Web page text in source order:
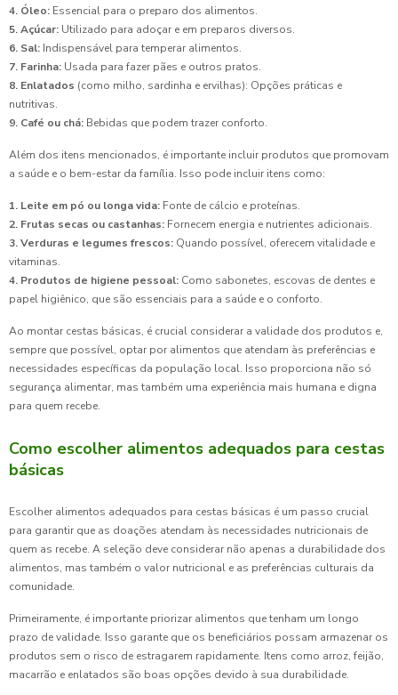
4. Óleo: Essencial para o preparo dos alimentos.
5. Açúcar: Utilizado para adoçar e em preparos diversos.
6. Sal: Indispensável para temperar alimentos.
7. Farinha: Usada para fazer pães e outros pratos.
8. Enlatados (como milho, sardinha e ervilhas): Opções práticas e
nutritivas.
9. Café ou chá: Bebidas que podem trazer conforto.
Além dos itens mencionados, é importante incluir produtos que promovam
a saúde e o bem-estar da família. Isso pode incluir itens como:
1. Leite em pó ou longa vida: Fonte de cálcio e proteínas.
2. Frutas secas ou castanhas: Fornecem energia e nutrientes adicionais.
3. Verduras e legumes frescos: Quando possível, oferecem vitalidade e
vitaminas.
4. Produtos de higiene pessoal: Como sabonetes, escovas de dentes e
papel higiênico, que são essenciais para a saúde e o conforto.
Ao montar cestas básicas, é crucial considerar a validade dos produtos e,
sempre que possível, optar por alimentos que atendam às preferências e
necessidades específicas da população local. Isso proporciona não só
segurança alimentar, mas também uma experiência mais humana e digna
para quem recebe.
Como escolher alimentos adequados para cestas
básicas
Escolher alimentos adequados para cestas básicas é um passo crucial
para garantir que as doações atendam às necessidades nutricionais de
quem as recebe. A seleção deve considerar não apenas a durabilidade dos
alimentos, mas também o valor nutricional e as preferências culturais da
comunidade.
Primeiramente, é importante priorizar alimentos que tenham um longo
prazo de validade. Isso garante que os beneficiários possam armazenar os
produtos sem o risco de estragarem rapidamente. Itens como arroz, feijão,
macarrão e enlatados são boas opções devido à sua durabilidade.